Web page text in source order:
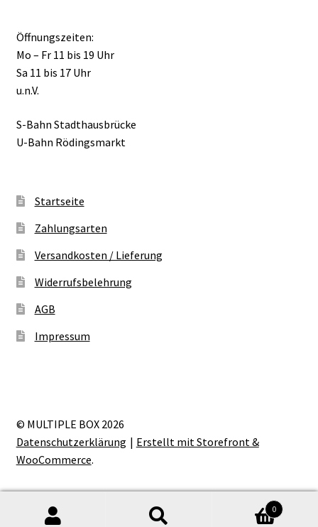
Öffnungszeiten:
Mo – Fr 11 bis 19 Uhr
Sa 11 bis 17 Uhr
u.n.V.
S-Bahn Stadthausbrücke
U-Bahn Rödingsmarkt
Startseite
Zahlungsarten
Versandkosten / Lieferung
Widerrufsbelehrung
AGB
Impressum
© MULTIPLE BOX 2026
Datenschutzerklärung
Erstellt mit Storefront &
WooCommerce.
0